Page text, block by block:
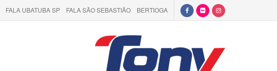
FALA UBATUBA SP FALA SÃO SEBASTIÃO BERTIOGA